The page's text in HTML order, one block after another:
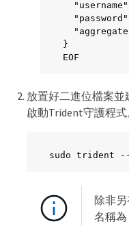
}
EOF
放置好二進位檔案
啟動Trident守護程式
sudo trident --
除非
名稱為